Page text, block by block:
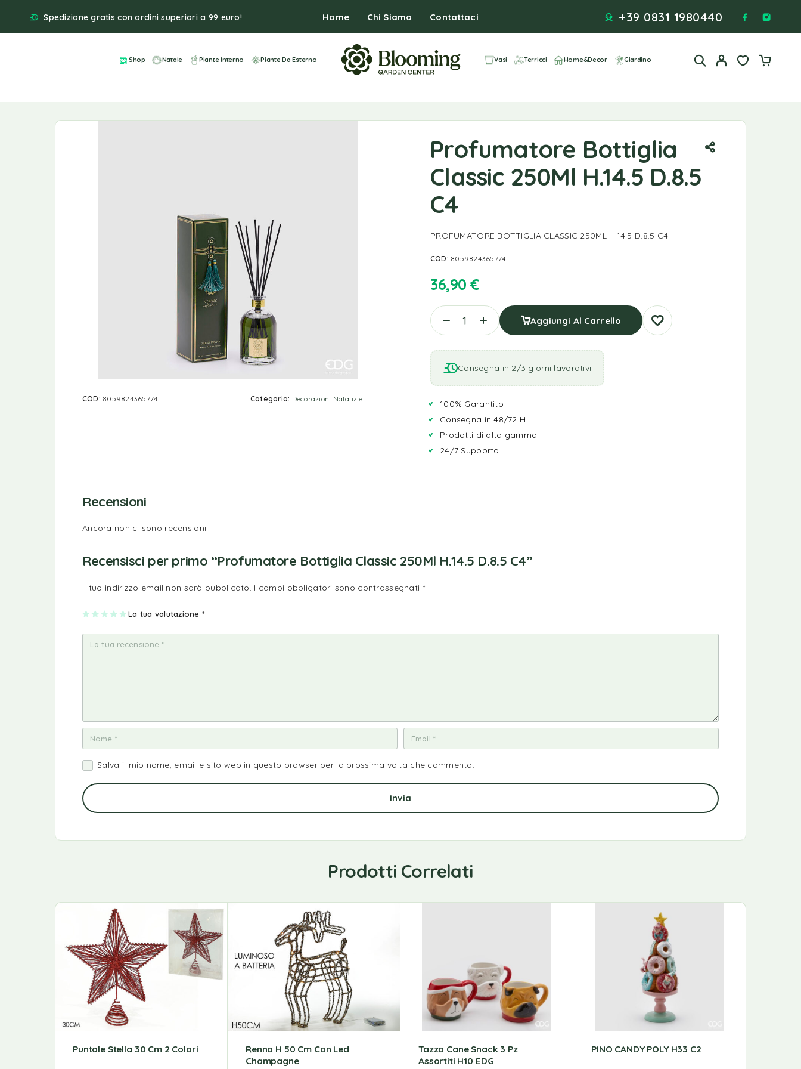
Spedizione gratis con ordini superiori a 99 euro! Home Chi Siamo Contattaci +39 0831 1980440
Shop Natale Piante Interno Piante Da Esterno Vasi Terricci Home&Decor Giardino
COD: 8059824365774 Categoria: Decorazioni Natalizie
Profumatore Bottiglia
Classic 250Ml H.14.5 D.8.5
C4
PROFUMATORE BOTTIGLIA CLASSIC 250ML H.14.5 D.8.5 C4
COD: 8059824365774
36,90 €
Aggiungi Al Carrello
Consegna in 2/3 giorni lavorativi
100% Garantito
Consegna in 48/72 H
Prodotti di alta gamma
24/7 Supporto
Recensioni
Ancora non ci sono recensioni.
Recensisci per primo “Profumatore Bottiglia Classic 250Ml H.14.5 D.8.5 C4”
Il tuo indirizzo email non sarà pubblicato. I campi obbligatori sono contrassegnati *
La tua valutazione *
1
a
2
e
su
5
3
e
su
5
4
e
su
5
5
e
su
5
Salva il mio nome, email e sito web in questo browser per la prossima volta che commento.
Prodotti Correlati
Puntale Stella 30 Cm 2 Colori
Renna H 50 Cm Con Led
Champagne
Tazza Cane Snack 3 Pz
Assortiti H10 EDG
PINO CANDY POLY H33 C2